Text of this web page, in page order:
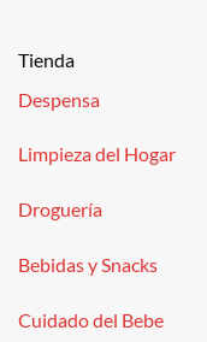
Tienda
Despensa
Limpieza del Hogar
Droguería
Bebidas y Snacks
Cuidado del Bebe